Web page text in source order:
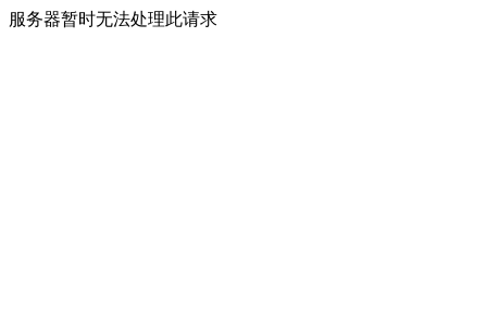
服务器暂时无法处理此请求